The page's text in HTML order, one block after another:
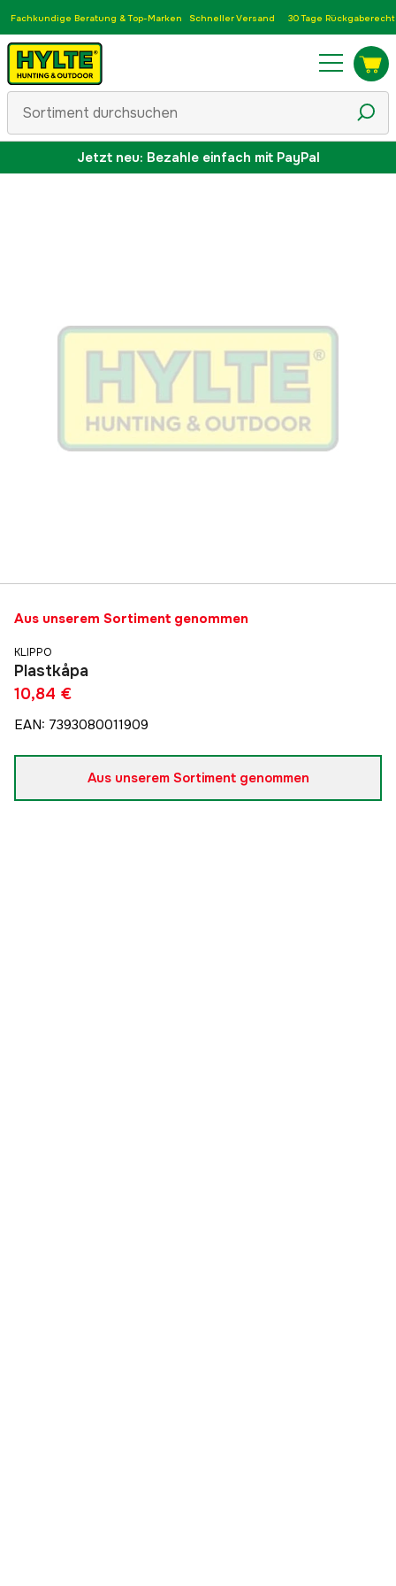
Fachkundige Beratung & Top-Marken Schneller Versand 30 Tage Rückgaberecht
Jetzt neu: Bezahle einfach mit PayPal
Aus unserem Sortiment genommen
KLIPPO
Plastkåpa
10,84 €
EAN: 7393080011909
Aus unserem Sortiment genommen